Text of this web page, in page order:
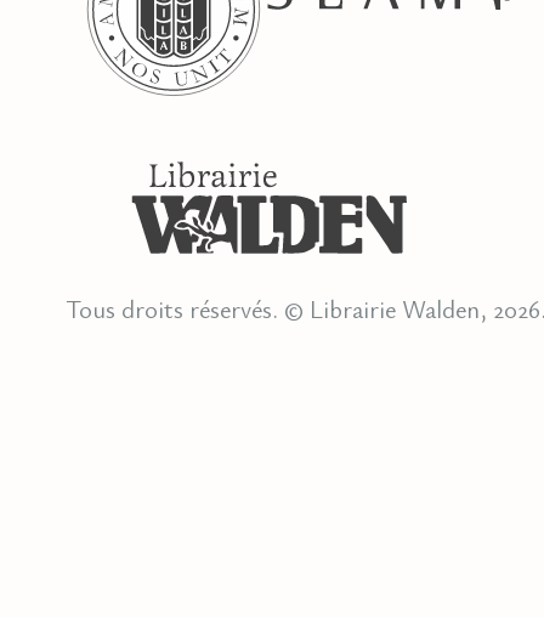
Tous droits réservés. © Librairie Walden,